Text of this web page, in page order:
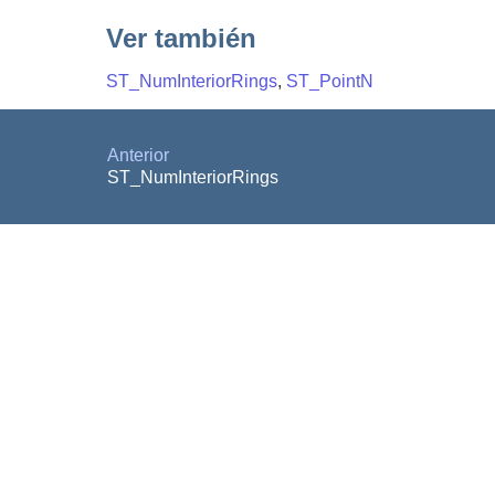
Ver también
ST_NumInteriorRings, ST_PointN
Anterior
ST_NumInteriorRings